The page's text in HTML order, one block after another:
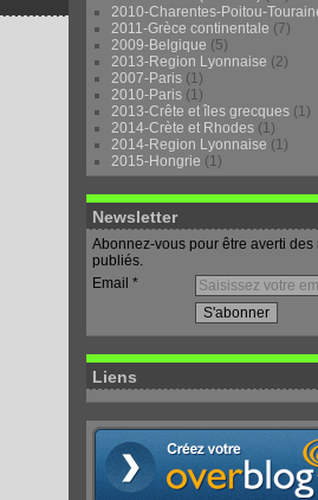
2010-Charentes-Poitou-
2011-Grèce continentale (7)
2009-Belgique (5)
2013-Region Lyonnaise (2)
2007-Paris (1)
2010-Paris (1)
2013-Crête et îles grecques (1)
2014-Crète et Rhodes (1)
2014-Region Lyonnaise (1)
2015-Hongrie (1)
Newsletter
Abonnez-vous pour être averti
publiés.
Email
Liens